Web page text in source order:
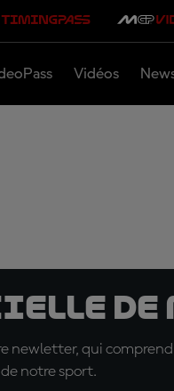
Vidéos
de
qui comprend
notre sport.